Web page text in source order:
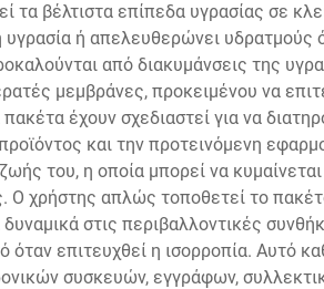
τα βέλτιστα επίπεδα υγρασίας σε
υγρασία ή απελευθερώνει υδρατμούς
από διακυμάνσεις της
μεμβράνες, προκειμένου να
έχουν σχεδιαστεί για να
και την προτεινόμενη
του, η οποία μπορεί να
Ο χρήστης απλώς τοποθετεί το
στις περιβαλλοντικές
επιτευχθεί η ισορροπία. Αυτό
συσκευών, εγγράφων,